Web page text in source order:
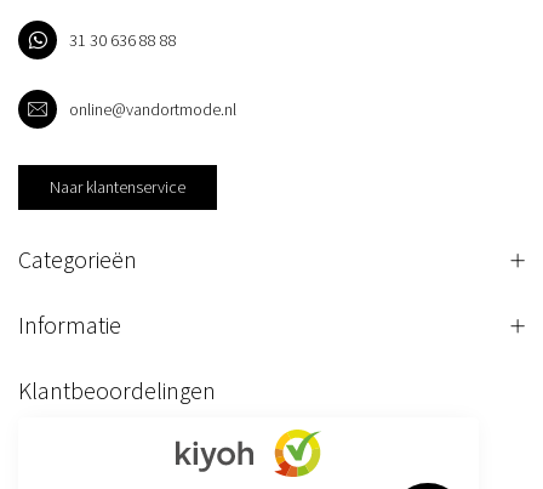
31 30 636 88 88
online@vandortmode.nl
Naar klantenservice
Categorieën
Informatie
Klantbeoordelingen